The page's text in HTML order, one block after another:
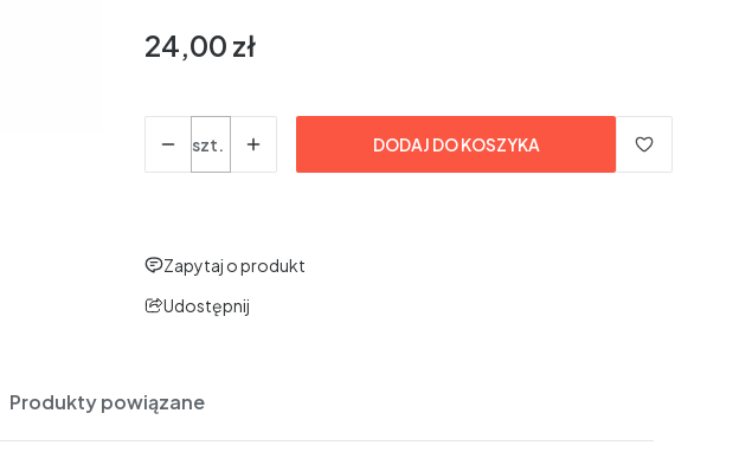
Cena
24,00 zł
bez VAT
szt.
DODAJ DO KOSZYKA
Zapytaj o produkt
Udostępnij
Produkty powiązane